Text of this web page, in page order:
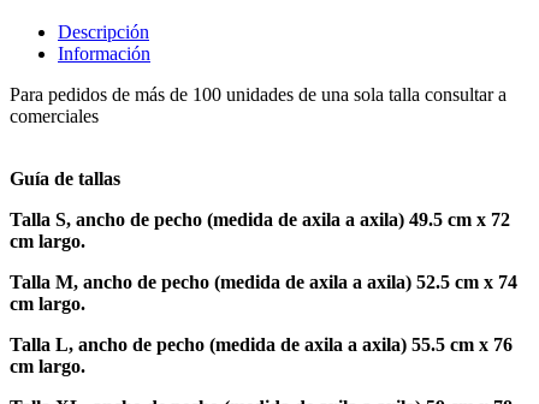
Descripción
Información
Para pedidos de más de 100 unidades de una sola talla consultar a
comerciales
Guía de tallas
Talla S, ancho de pecho (medida de axila a axila) 49.5 cm x 72
cm largo.
Talla M, ancho de pecho (medida de axila a axila) 52.5 cm x 74
cm largo.
Talla L, ancho de pecho (medida de axila a axila) 55.5 cm x 76
cm largo.